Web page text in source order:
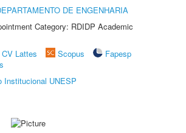
DE ENGENHARIA
Category: RDIDP Academic
CV Lattes Scopus
Fapesp
Institucional UNESP